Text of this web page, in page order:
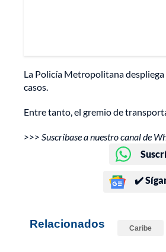
La Policía Metropolitana
casos.
Entre tanto, el gremio de
>>> Suscríbase a nuestro canal de
✔️
Relacionados Caribe